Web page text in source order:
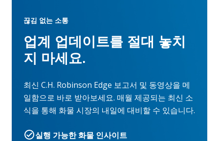
끊김 없는 소통
업계 업데이트를 절대 놓치
지 마세요.
최신 C.H. Robinson Edge 보고서 및 동영상을 메
일함으로 바로 받아보세요. 매월 제공되는 최신 소
식을 통해 화물 시장의 내일에 대비할 수 있습니다.
실행 가능한 화물 인사이트